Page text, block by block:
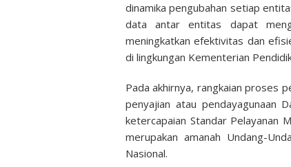
dinamika pengubahan setiap
data antar entitas dapat
meningkatkan efektivitas dan
di lingkungan Kementerian
Pada akhirnya, rangkaian proses
penyajian atau pendayagunaan
ketercapaian Standar Pelayanan
merupakan amanah Undang-
Nasional.